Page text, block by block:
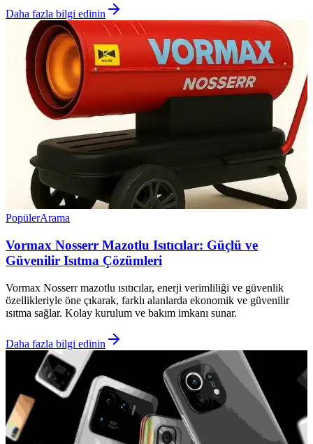
Daha fazla bilgi edinin
PopülerArama
Vormax Nosserr Mazotlu Isıtıcılar: Güçlü ve
Güvenilir Isıtma Çözümleri
Vormax Nosserr mazotlu ısıtıcılar, enerji verimliliği ve güvenlik
özellikleriyle öne çıkarak, farklı alanlarda ekonomik ve güvenilir
ısıtma sağlar. Kolay kurulum ve bakım imkanı sunar.
Daha fazla bilgi edinin